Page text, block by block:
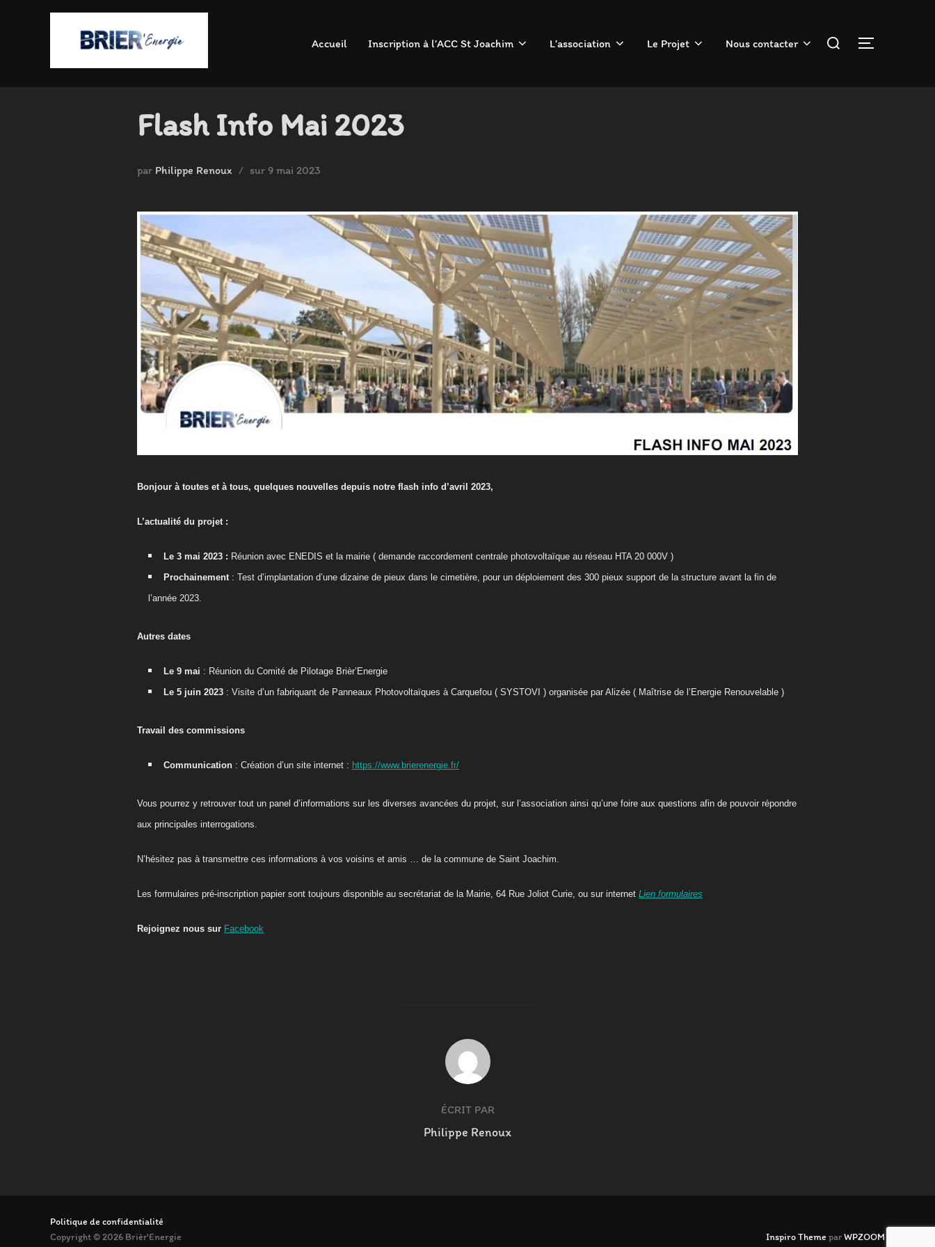
Accueil Inscription à l’ACC St Joachim L’association Le Projet Nous contacter
Rechercher :
Flash Info Mai 2023
par Philippe Renoux sur Publié
9 mai 2023
Bonjour à toutes et à tous, quelques nouvelles depuis notre flash info d’avril 2023,
L’actualité du projet :
Le 3 mai 2023 : Réunion avec ENEDIS et la mairie ( demande raccordement centrale photovoltaïque au réseau HTA 20 000V )
Prochainement : Test d’implantation d’une dizaine de pieux dans le cimetière, pour un déploiement des 300 pieux support de la structure avant la fin de
l’année 2023.
Autres dates
Le 9 mai : Réunion du Comité de Pilotage Brièr’Energie
Le 5 juin 2023 : Visite d’un fabriquant de Panneaux Photovoltaïques à Carquefou ( SYSTOVI ) organisée par Alizée ( Maîtrise de l’Energie Renouvelable )
Travail des commissions
Communication : Création d’un site internet : https://www.brierenergie.fr/
Vous pourrez y retrouver tout un panel d’informations sur les diverses avancées du projet, sur l’association ainsi qu’une foire aux questions afin de pouvoir répondre
aux principales interrogations.
N’hésitez pas à transmettre ces informations à vos voisins et amis … de la commune de Saint Joachim.
Les formulaires pré-inscription papier sont toujours disponible au secrétariat de la Mairie, 64 Rue Joliot Curie, ou sur internet Lien formulaires
Rejoignez nous sur Facebook
AUTEUR DE LA PUBLICATION
ÉCRIT PAR
Philippe Renoux
Politique de confidentialité
Copyright © 2026 Brièr'Energie
Inspiro Theme parWPZOOM